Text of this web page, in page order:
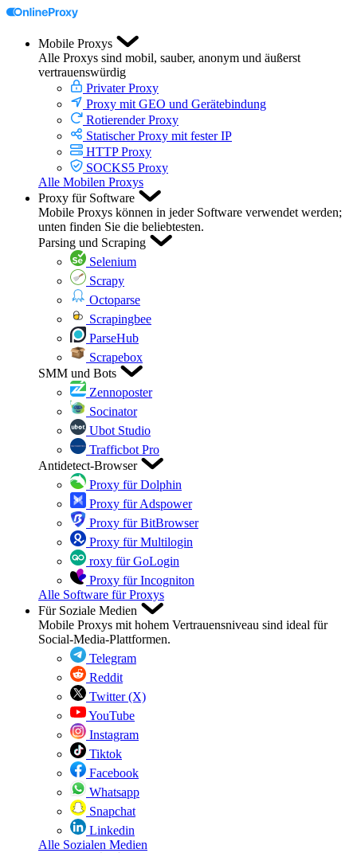
Mobile Proxys
Alle Proxys sind mobil, sauber, anonym und äußerst
vertrauenswürdig
Privater Proxy
Proxy mit GEO und Gerätebindung
Rotierender Proxy
Statischer Proxy mit fester IP
HTTP Proxy
SOCKS5 Proxy
Alle Mobilen Proxys
Proxy für Software
Mobile Proxys können in jeder Software verwendet werden;
unten finden Sie die beliebtesten.
Parsing und Scraping
Selenium
Scrapy
Octoparse
Scrapingbee
ParseHub
Scrapebox
SMM und Bots
Zennoposter
Socinator
Ubot Studio
Trafficbot Pro
Antidetect-Browser
Proxy für Dolphin
Proxy für Adspower
Proxy für BitBrowser
Proxy für Multilogin
roxy für GoLogin
Proxy für Incogniton
Alle Software für Proxys
Für Soziale Medien
Mobile Proxys mit hohem Vertrauensniveau sind ideal für
Social-Media-Plattformen.
Telegram
Reddit
Twitter (X)
YouTube
Instagram
Tiktok
Facebook
Whatsapp
Snapchat
Linkedin
Alle Sozialen Medien